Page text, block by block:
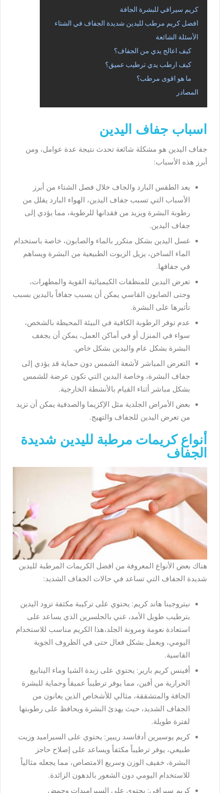
كريم سيرافي للبشرة الجافة
افضل كريم مرطب لليدين شديدة الجفاف في الشتاء
الأسئلة الشائعة
كيف اعالج يدي من الجفاف؟
كيف ارطب يدي ترطيب عميق؟
ما هو اقوى مرطب؟
المصادر
اسباب جفاف اليدين
جفاف اليدين هو مشكلة شائعة تحدث نتيجة عدة عوامل، ومن
أبرز هذه الأسباب:
يعد الطقس البارد والجاف خلال فصل الشتاء من أبرز
الأسباب التي تسبب جفاف اليدين، الهواء البارد يقلل من
رطوبة البشرة ويزيد من فقدانها للرطوبة، مما يؤدي إلى
جفاف اليدين.
غسل اليدين بشكل متكرر بالماء والصابون، خاصة باستخدام
الماء الساخن، يزيل الزيوت الطبيعية من البشرة ويساهم
في جفافها.
تعرض اليدين للمنظفات الكيميائية القوية والمطهرات،
وحتى الصابون القاسي يمكن أن يسبب جفافاً باليدين بسبب
تأثيرها على البشرة.
عدم توفر الرطوبة الكافية في البيئة المحيطة بالشخص،
سواء في المنزل أو في أماكن العمل، يمكن أن يجفف
البشرة بشكل عام واليدين بشكل خاص.
التعرض المباشر لأشعة الشمس دون حماية قد يؤدي إلى
جفاف البشرة، وخاصة اليدين التي تكون عرضة للشمس
بشكل مباشر أثناء القيام بالأنشطة الخارجية.
بعض الأمراض الجلدية مثل الإكزيما والصدفية يمكن أن تزيد
من تعرض اليدين للجفاف والتهيج.
أنواع كريمات مرطبة لليدين شديدة
الجفاف
هناك بعض الأنواع المعروفة من افضل الكريمات المرطبة لليدين
شديدة الجفاف التي تساعد في حالات الجفاف الشديد:
نيتروجينا هاند كريم: يحتوي على تركيبة مكثفة تزود اليدين
بترطيب طويل الأمد، غني بالجلسرين الذي يساعد على
استعادة نعومة ومرونة الجلد،هذا الكريم مناسب للاستخدام
اليومي، ويعمل بشكل فعال حتى في الظروف الجوية
القاسية.
أفينس كريم بارير: يحتوي على زبدة الشيا وماء الينابيع
الحرارية من أفين، مما يوفر ترطيباً عميقاً وحماية للبشرة
الجافة والمتشققة، مثالي للأشخاص الذين يعانون من
الجفاف الشديد، حيث يهدئ البشرة ويحافظ على رطوبتها
لفترة طويلة.
كريم يوسيرين أدفانسد ريبير: يحتوي على السيراميد وزيت
طبيعي، يوفر ترطيباً مكثفاً ويساعد على إصلاح حاجز
البشرة، خفيف الوزن وسريع الامتصاص، مما يجعله مثالياً
للاستخدام اليومي دون الشعور بالدهون الزائدة.
كريم سيرافي: يحتوي على السيراميدات وحمض